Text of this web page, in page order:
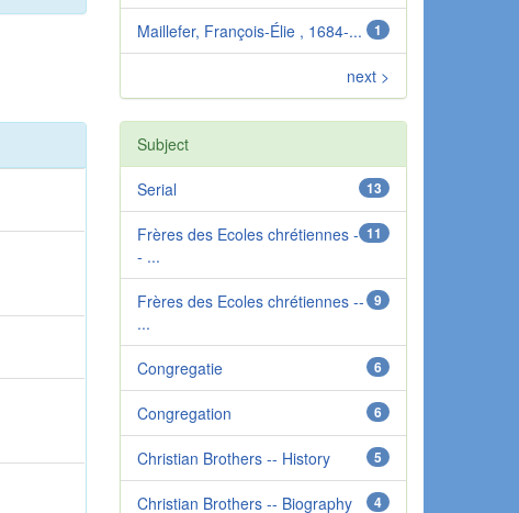
1
Maillefer, François-Élie , 1684-...
next >
Subject
13
Serial
11
Frères des Ecoles chrétiennes -
- ...
9
Frères des Ecoles chrétiennes --
...
6
Congregatie
6
Congregation
5
Christian Brothers -- History
4
Christian Brothers -- Biography